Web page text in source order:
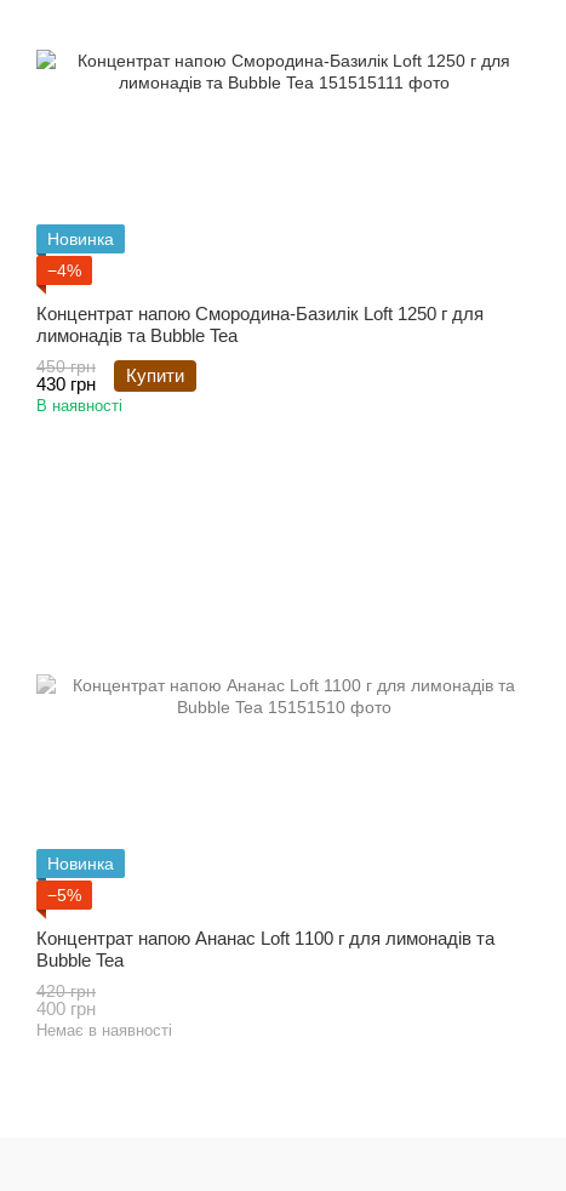
Новинка
−4%
Концентрат напою Смородина-Базилік Loft 1250 г для
лимонадів та Bubble Tea
450 грн
430 грн Купити
В наявності
Новинка
−5%
Концентрат напою Ананас Loft 1100 г для лимонадів та
Bubble Tea
420 грн
400 грн
Немає в наявності